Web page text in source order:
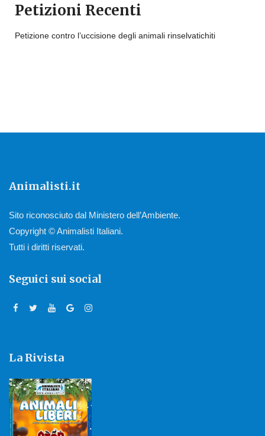
Petizioni Recenti
Petizione contro l’uccisione degli animali rinselvatichiti
Animalisti.it
Sito riconosciuto dal Ministero dell’Ambiente.
Copyright © Animalisti Italiani.
Tutti i diritti riservati.
Seguici sui social
La Rivista